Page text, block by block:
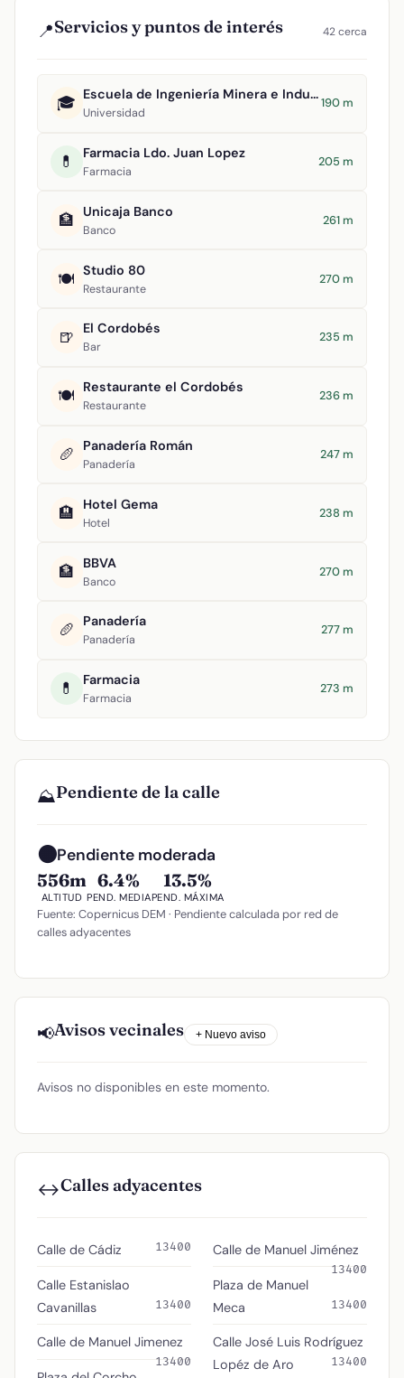
📍Servicios y puntos de interés 42 cerca
🎓 Escuela de Ingeniería Minera e Industrial de Almadén
Universidad
190 m
💊 Farmacia Ldo. Juan Lopez
Farmacia
205 m
🏦 Unicaja Banco
Banco
261 m
🍽️ Studio 80
Restaurante
270 m
🍺 El Cordobés
Bar
235 m
🍽️ Restaurante el Cordobés
Restaurante
236 m
🥖 Panadería Román
Panadería
247 m
🏨 Hotel Gema
Hotel
238 m
🏦 BBVA
Banco
270 m
🥖 Panadería
Panadería
277 m
💊 Farmacia
Farmacia
273 m
⛰️Pendiente de la calle
🟠Pendiente moderada
556m
ALTITUD
6.4%
PEND. MEDIA
13.5%
PEND. MÁXIMA
Fuente: Copernicus DEM · Pendiente calculada por red de
calles adyacentes
📢Avisos vecinales + Nuevo aviso
Avisos no disponibles en este momento.
↔️Calles adyacentes
Calle de Cádiz 13400
Calle Estanislao
Cavanillas
13400
Calle de Manuel Jimenez
13400
Calle de Manuel Jiménez
13400
Plaza de Manuel
Meca
13400
Calle José Luis Rodríguez
Lopéz de Aro
13400